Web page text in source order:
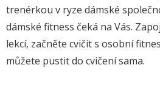
trenérkou v ryze dámské
dámské fitness čeká na Vás.
lekcí, začněte cvičit s osobní
můžete pustit do cvičení sama.